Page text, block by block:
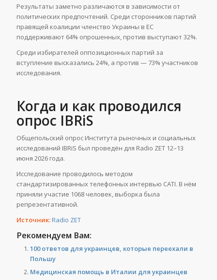
Результаты заметно различаются в зависимости от
политических предпочтений. Среди сторонников партий
правящей коалиции членство Украины в ЕС
поддерживают 64% опрошенных, против выступают 32%.
Среди избирателей оппозиционных партий за
вступление высказались 24%, а против — 73% участников
исследования.
Когда и как проводился
опрос IBRiS
Общепольский опрос Института рыночных и социальных
исследований IBRiS был проведён для Radio ZET 12–13
июня 2026 года.
Исследование проводилось методом
стандартизированных телефонных интервью CATI. В нём
приняли участие 1068 человек, выборка была
репрезентативной.
Источник:Radio ZET
Рекомендуем Вам:
100 ответов для украинцев, которые переехали в
Польшу
Медицинская помощь в Италии для украинцев